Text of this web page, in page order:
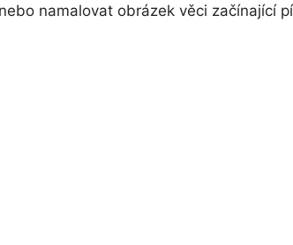
namalovat obrázek věci začínající